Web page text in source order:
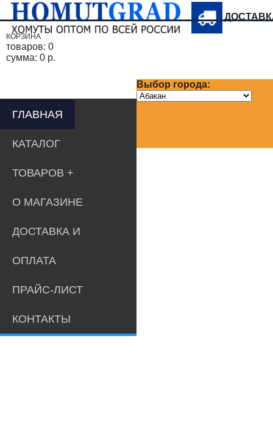
Выбор города:
КОРЗИНА
товаров: 0
сумма: 0 р.
ГЛАВНАЯ
КАТАЛОГ
ТОВАРОВ
О МАГАЗИНЕ
ДОСТАВКА И
ОПЛАТА
ПРАЙС-ЛИСТ
КОНТАКТЫ